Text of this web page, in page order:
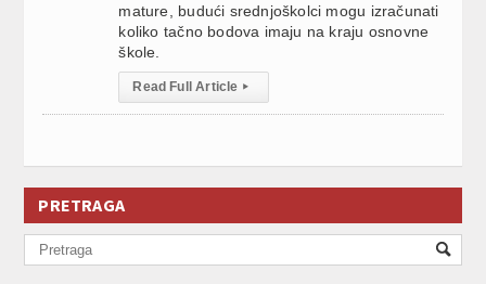
mature, budući srednjoškolci mogu izračunati
koliko tačno bodova imaju na kraju osnovne
škole.
Read Full Article ▸
PRETRAGA